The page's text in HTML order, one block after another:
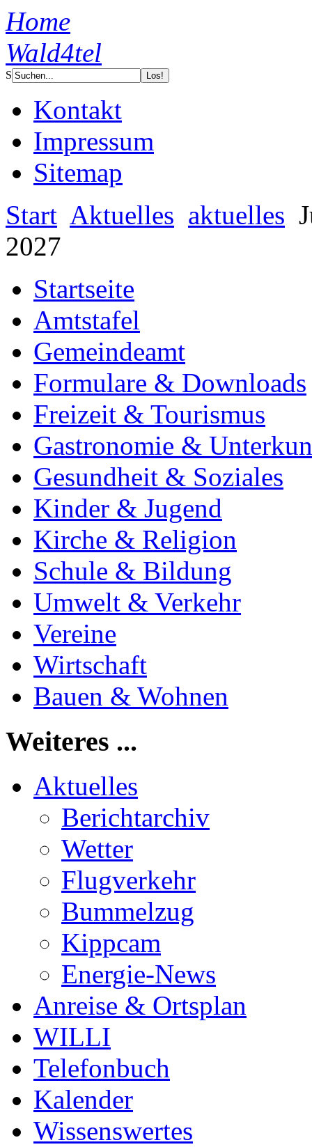
Home
Wald4tel
S
Kontakt
Impressum
Sitemap
Start Aktuelles aktuelles
2027
Startseite
Amtstafel
Gemeindeamt
Formulare & Downloads
Freizeit & Tourismus
Gastronomie &
Gesundheit & Soziales
Kinder & Jugend
Kirche & Religion
Schule & Bildung
Umwelt & Verkehr
Vereine
Wirtschaft
Bauen & Wohnen
Weiteres ...
Aktuelles
Berichtarchiv
Wetter
Flugverkehr
Bummelzug
Kippcam
Energie-News
Anreise & Ortsplan
WILLI
Telefonbuch
Kalender
Wissenswertes